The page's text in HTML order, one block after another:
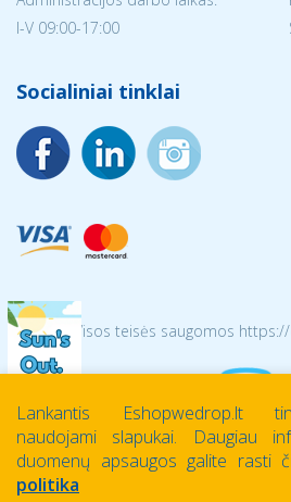
I-V 09:00-17:00
Socialiniai tinklai
© 2026 Visos teisės saugomos
Lankantis Eshopwedrop.lt
naudojami slapukai. Daugiau
duomenų apsaugos galite rasti
politika